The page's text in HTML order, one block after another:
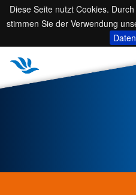
Diese Seite nutzt Cookies.
stimmen Sie der Verwendung